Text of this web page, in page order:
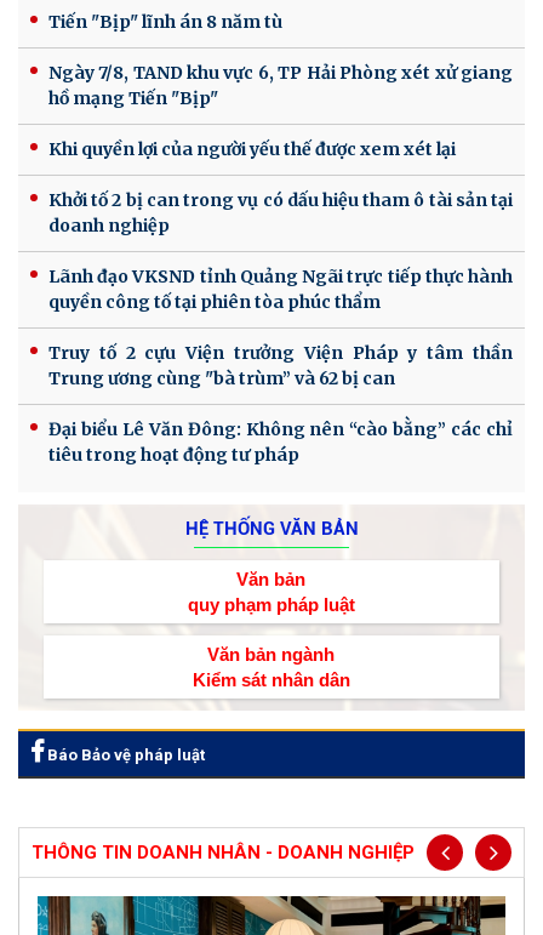
Tiến "Bịp" lĩnh án 8 năm tù
Ngày 7/8, TAND khu vực 6, TP Hải Phòng xét xử giang
hồ mạng Tiến "Bịp"
Khi quyền lợi của người yếu thế được xem xét lại
Khởi tố 2 bị can trong vụ có dấu hiệu tham ô tài sản tại
doanh nghiệp
Lãnh đạo VKSND tỉnh Quảng Ngãi trực tiếp thực hành
quyền công tố tại phiên tòa phúc thẩm
Truy tố 2 cựu Viện trưởng Viện Pháp y tâm thần
Trung ương cùng "bà trùm” và 62 bị can
Đại biểu Lê Văn Đông: Không nên “cào bằng” các chỉ
tiêu trong hoạt động tư pháp
HỆ THỐNG VĂN BẢN
Văn bản
quy phạm pháp luật
Văn bản ngành
Kiểm sát nhân dân
Báo Bảo vệ pháp luật
THÔNG TIN DOANH NHÂN - DOANH NGHIỆP